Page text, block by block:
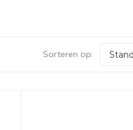
Sorteren op: